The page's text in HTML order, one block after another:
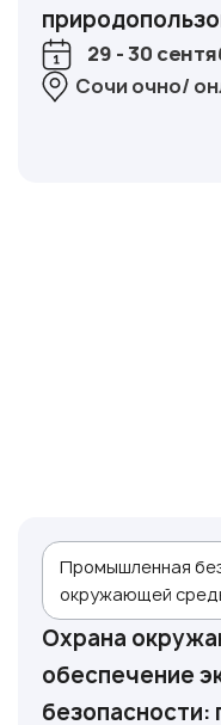
29 - 30
Сочи очно/
Промышленная
окружающей
Охрана
обеспечение
безопасности: